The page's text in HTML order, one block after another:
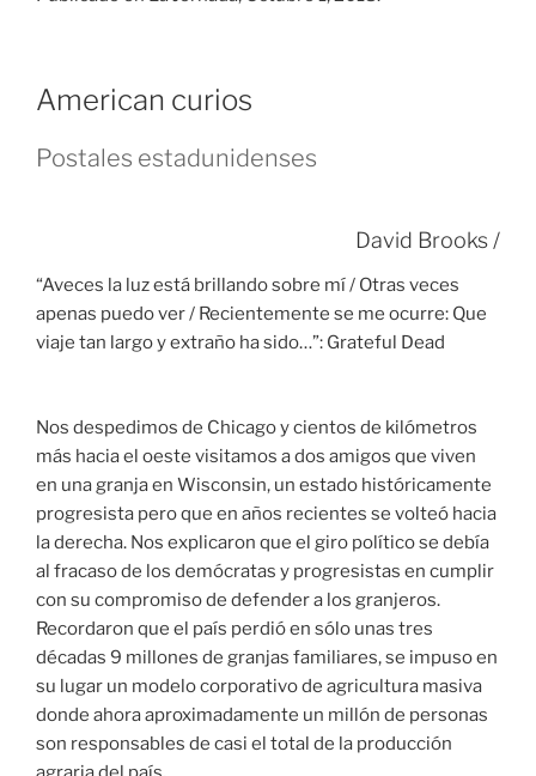
Nos despedimos de Chicago y cientos de kilómetros
en una granja en Wisconsin, un estado históricamente
al fracaso de los demócratas y progresistas en cumplir
con su compromiso de defender a los granjeros.
Recordaron que el país perdió en sólo unas tres
décadas 9 millones de granjas familiares, se impuso en
su lugar un modelo corporativo de agricultura masiva
son responsables de casi el total de la producción
agraria del país.
Pero lo que más les sorprende ahora aquí es una
creciente corriente progresista que rechaza la cúpula
política y que se identifica con el
socialismo
de Bernie Sanders. En una reunión del
Partido Demócrata local a la cual llegaron para medir
las cosas, unas mujeres de la tercera edad les
preguntaron que qué tipo de demócratas eran, que si
eran de Hillary, y cuando respondieron delicadamente
que más bien tipo Bernie, los abrazaron exclamando,
ahora sí podemos hablar clarito
. Poco después,